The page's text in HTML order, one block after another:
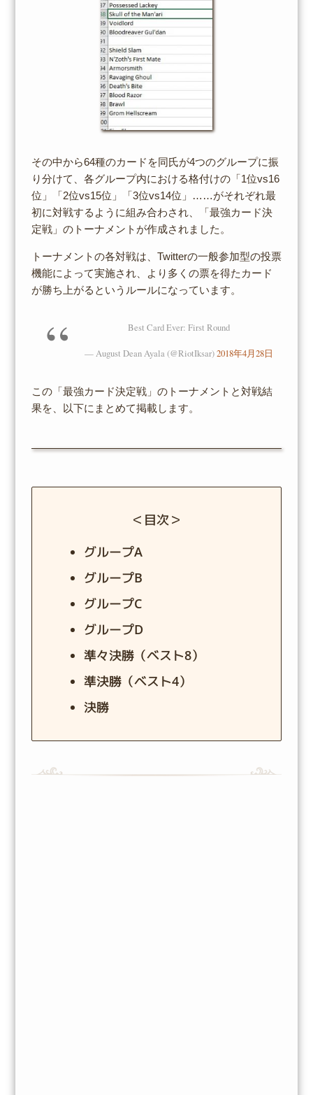
その中から64種のカードを同氏が4つのグループに振
り分けて、各グループ内における格付けの「1位vs16
位」「2位vs15位」「3位vs14位」……がそれぞれ最
初に対戦するように組み合わされ、「最強カード決
定戦」のトーナメントが作成されました。
トーナメントの各対戦は、Twitterの一般参加型の投票
機能によって実施され、より多くの票を得たカード
が勝ち上がるというルールになっています。
Best Card Ever: First Round
— August Dean Ayala (@RiotIksar)2018年4月28日
この「最強カード決定戦」のトーナメントと対戦結
果を、以下にまとめて掲載します。
＜目次＞
グループA
グループB
グループC
グループD
準々決勝（ベスト8）
準決勝（ベスト4）
決勝